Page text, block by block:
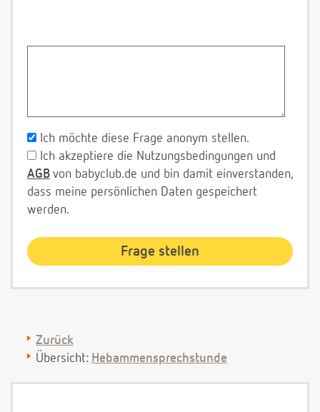
Ich möchte diese Frage anonym stellen.
Ich akzeptiere die Nutzungsbedingungen und
AGB von babyclub.de und bin damit einverstanden,
dass meine persönlichen Daten gespeichert
werden.
Zurück
Übersicht: Hebammensprechstunde